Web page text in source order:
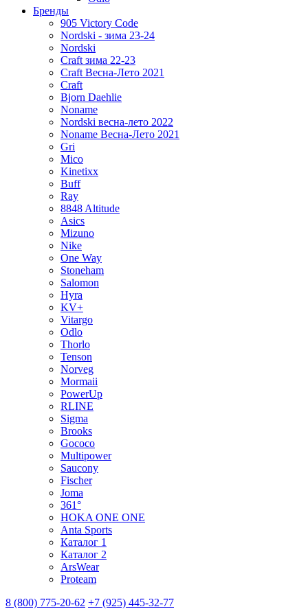
Бренды
905 Victory Code
Nordski - зима 23-24
Nordski
Craft зима 22-23
Craft Весна-Лето 2021
Craft
Bjorn Daehlie
Noname
Nordski весна-лето 2022
Noname Весна-Лето 2021
Gri
Mico
Kinetixx
Buff
Ray
8848 Altitude
Asics
Mizuno
Nike
One Way
Stoneham
Salomon
Hyra
KV+
Vitargo
Odlo
Thorlo
Tenson
Norveg
Mormaii
PowerUp
RLINE
Sigma
Brooks
Gococo
Multipower
Saucony
Fischer
Joma
361°
HOKA ONE ONE
Anta Sports
Каталог 1
Каталог 2
ArsWear
Proteam
8 (800) 775-20-62 +7 (925) 445-32-77